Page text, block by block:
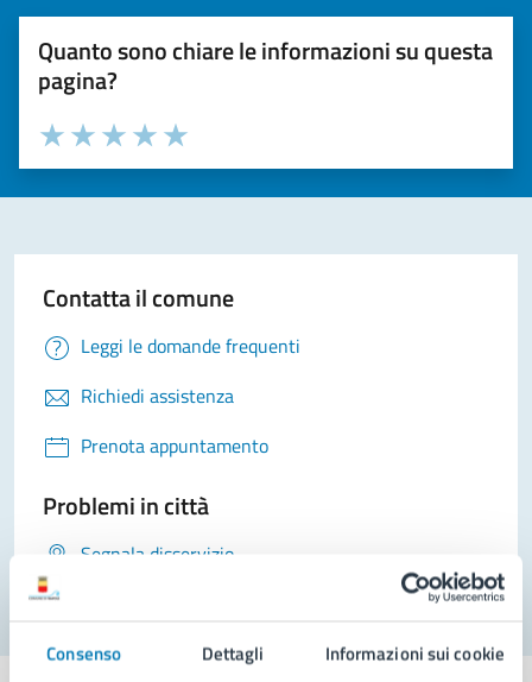
Consenso Dettagli Informazioni sui cookie
Quanto sono chiare le informazioni su questa
pagina?
Valuta la chiarezza delle informazioni (da 1 a 5 stelle)
Seleziona il numero di stelle per valutare la chiarezza delle
Valuta 5 stelle su 5
Valuta 4 stelle su 5
Valuta 3 stelle su 5
Valuta 2 stelle su 5
Valuta 1 stelle su 5
Contatta il comune
Leggi le domande frequenti
Richiedi assistenza
Prenota appuntamento
Problemi in città
Segnala disservizio